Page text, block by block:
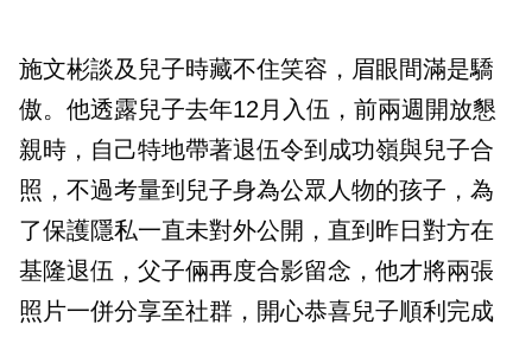
施文彬談及兒子時藏不住笑容，眉眼間滿是驕
傲。他透露兒子去年12月入伍，前兩週開放懇
親時，自己特地帶著退伍令到成功嶺與兒子合
照，不過考量到兒子身為公眾人物的孩子，為
了保護隱私一直未對外公開，直到昨日對方在
基隆退伍，父子倆再度合影留念，他才將兩張
照片一併分享至社群，開心恭喜兒子順利完成